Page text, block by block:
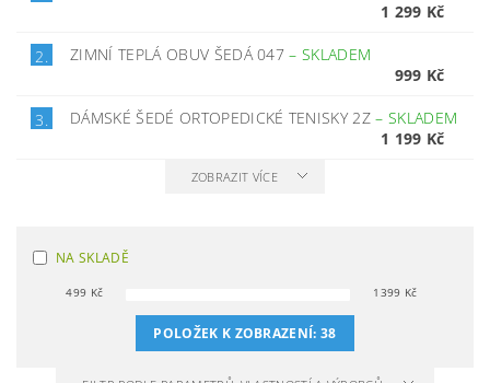
1 299 Kč
2. ZIMNÍ TEPLÁ OBUV ŠEDÁ 047–SKLADEM
999 Kč
3. DÁMSKÉ ŠEDÉ ORTOPEDICKÉ TENISKY 2Z– SKLADEM
1 199 Kč
ZOBRAZIT VÍCE
NA SKLADĚ
499 Kč 1399 Kč
POLOŽEK K ZOBRAZENÍ:38